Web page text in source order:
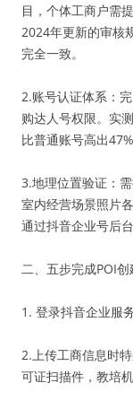
目，个体工商户需
2024年更新的审核
完全一致。
2.账号认证体系：
购达人号权限。实
比普通账号高出47%
3.地理位置验证：
室内经营场景照片
通过抖音企业号后
二、五步完成POI
1. 登录抖音企业服
2.上传工商信息时
可证扫描件，教培